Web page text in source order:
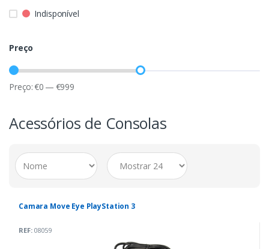
Indisponível
Preço
Preço:€0 — €999
Acessórios de Consolas
Camara Move Eye PlayStation 3
REF:08059